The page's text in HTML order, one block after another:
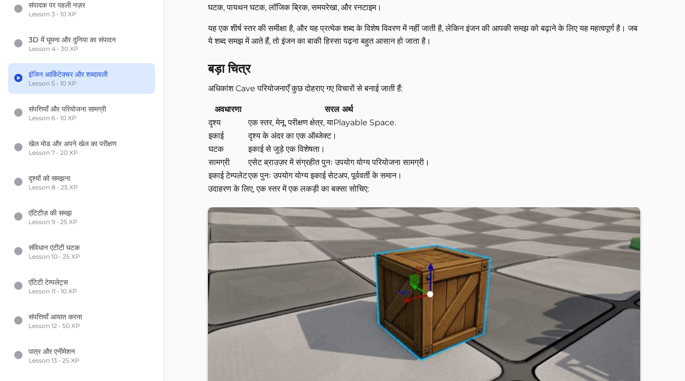
संपादक पर पहली नज़र
Lesson 3 • 10 XP
3D में घूमना और दुनिया का संपादन
Lesson 4 • 30 XP
इंजिन आर्किटेक्चर और शब्दावली
Lesson 5 • 10 XP
संपत्तियाँ और परियोजना सामग्री
Lesson 6 • 10 XP
खेल मोड और अपने खेल का परीक्षण
Lesson 7 • 20 XP
दृश्यों को समझना
Lesson 8 • 25 XP
एंटिटीज़ की समझ
Lesson 9 • 25 XP
संविधान एंटीटी घटक
Lesson 10 • 25 XP
एंटिटी टेम्पलेट्स
Lesson 11 • 10 XP
संपत्तियाँ आयात करना
Lesson 12 • 50 XP
पात्र और एनीमेशन
Lesson 13 • 25 XP
घटक, पायथन घटक, लॉजिक ब्रिक, समयरेखा, और रनटाइम।
यह एक शीर्ष स्तर की समीक्षा है, और यह प्रत्येक शब्द के विशेष विवरण में नहीं जाती है, लेकिन इंजन की आपकी समझ को बढ़ाने के लिए यह महत्वपूर्ण है। जब
ये शब्द समझ में आते हैं, तो इंजन का बाकी हिस्सा पढ़ना बहुत आसान हो जाता है।
बड़ा चित्र
अधिकांश Cave परियोजनाएँ कुछ दोहराए गए विचारों से बनाई जाती हैं:
अवधारणा
सरल अर्थ
दृश्य
एक स्तर, मेनू, परीक्षण क्षेत्र, याPlayable Space.
इकाई
दृश्य के अंदर का एक ऑब्जेक्ट।
घटक
इकाई से जुड़े एक विशेषता।
सामग्री
एसेट ब्राउज़र में संग्रहीत पुनः उपयोग योग्य परियोजना सामग्री।
इकाई टेम्पलेटएक पुनः उपयोग योग्य इकाई सेटअप, पूर्ववर्ती के समान।
उदाहरण के लिए, एक स्तर में एक लकड़ी का बक्सा सोचिए: